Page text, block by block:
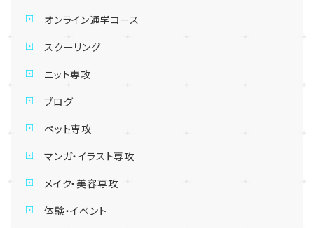
オンライン通学コース
スクーリング
ニット専攻
ブログ
ペット専攻
マンガ・イラスト専攻
メイク・美容専攻
体験・イベント